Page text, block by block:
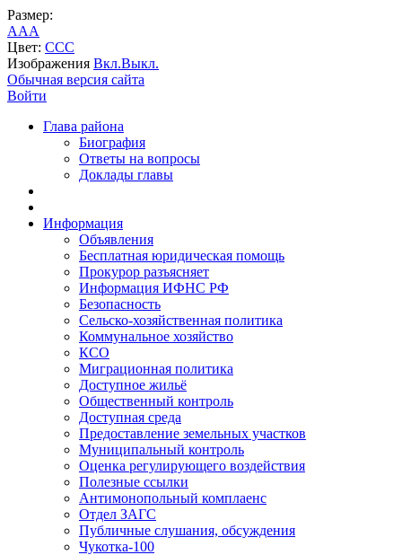
Размер:
AAA
Цвет: CCC
Изображения Вкл.Выкл.
Обычная версия сайта
Войти
Глава района
Биография
Ответы на вопросы
Доклады главы
Информация
Объявления
Бесплатная юридическая помощь
Прокурор разъясняет
Информация ИФНС РФ
Безопасность
Сельско-хозяйственная политика
Коммунальное хозяйство
КСО
Миграционная политика
Доступное жильё
Общественный контроль
Доступная среда
Предоставление земельных участков
Муниципальный контроль
Оценка регулирующего воздействия
Полезные ссылки
Антимонопольный комплаенс
Отдел ЗАГС
Публичные слушания, обсуждения
Чукотка-100